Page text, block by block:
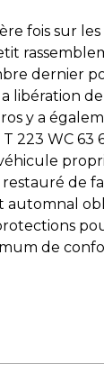
fois sur
dernier
libération
y a
223 WC 63
de
automnal
de